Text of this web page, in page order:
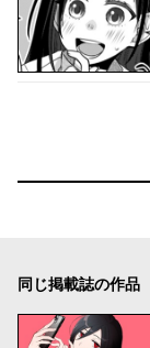
同じ掲載誌の作品